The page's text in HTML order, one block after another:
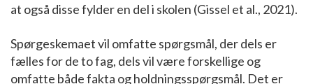
at også disse fylder en del i skolen (Gissel et al., 2021).
Spørgeskemaet vil omfatte spørgsmål, der dels er
fælles for de to fag, dels vil være forskellige og
omfatte både fakta og holdningsspørgsmål. Det er